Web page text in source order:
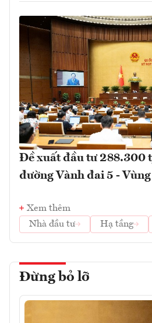
Đề xuất đầu tư 288.300
đường Vành đai 5 -
Xem thêm
Nhà đầu tư
Hạ tầng
Đừng bỏ lỡ